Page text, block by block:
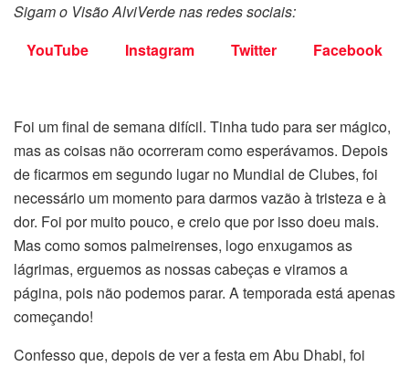
Sigam o Visão AlviVerde nas redes sociais:
YouTube
Instagram Twitter Facebook
Foi um final de semana difícil. Tinha tudo para ser mágico,
mas as coisas não ocorreram como esperávamos. Depois
de ficarmos em segundo lugar no Mundial de Clubes, foi
necessário um momento para darmos vazão à tristeza e à
dor. Foi por muito pouco, e creio que por isso doeu mais.
Mas como somos palmeirenses, logo enxugamos as
lágrimas, erguemos as nossas cabeças e viramos a
página, pois não podemos parar. A temporada está apenas
começando!
Confesso que, depois de ver a festa em Abu Dhabi, foi